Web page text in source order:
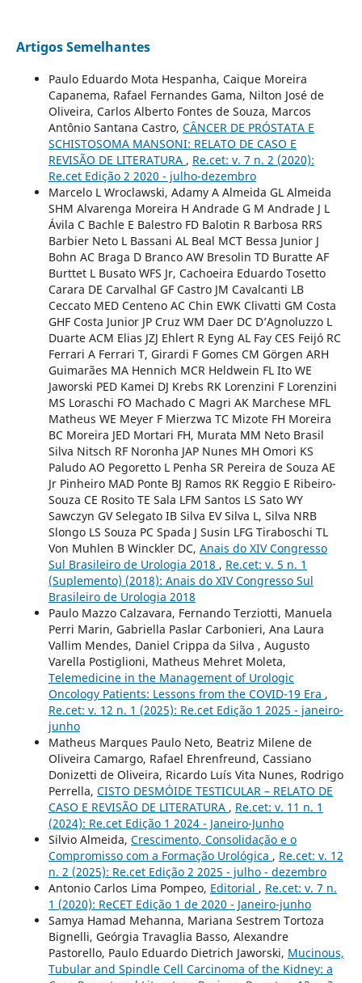
Artigos Semelhantes
Paulo Eduardo Mota Hespanha, Caique Moreira
Capanema, Rafael Fernandes Gama, Nilton José de
Oliveira, Carlos Alberto Fontes de Souza, Marcos
Antônio Santana Castro, CÂNCER DE PRÓSTATA E
SCHISTOSOMA MANSONI: RELATO DE CASO E
REVISÃO DE LITERATURA , Re.cet: v. 7 n. 2 (2020):
Re.cet Edição 2 2020 - julho-dezembro
Marcelo L Wroclawski, Adamy A Almeida GL Almeida
SHM Alvarenga Moreira H Andrade G M Andrade J L
Ávila C Bachle E Balestro FD Balotin R Barbosa RRS
Barbier Neto L Bassani AL Beal MCT Bessa Junior J
Bohn AC Braga D Branco AW Bresolin TD Buratte AF
Burttet L Busato WFS Jr, Cachoeira Eduardo Tosetto
Carara DE Carvalhal GF Castro JM Cavalcanti LB
Ceccato MED Centeno AC Chin EWK Clivatti GM Costa
GHF Costa Junior JP Cruz WM Daer DC D’Agnoluzzo L
Duarte ACM Elias JZJ Ehlert R Eyng AL Fay CES Feijó RC
Ferrari A Ferrari T, Girardi F Gomes CM Görgen ARH
Guimarães MA Hennich MCR Heldwein FL Ito WE
Jaworski PED Kamei DJ Krebs RK Lorenzini F Lorenzini
MS Loraschi FO Machado C Magri AK Marchese MFL
Matheus WE Meyer F Mierzwa TC Mizote FH Moreira
BC Moreira JED Mortari FH, Murata MM Neto Brasil
Silva Nitsch RF Noronha JAP Nunes MH Omori KS
Paludo AO Pegoretto L Penha SR Pereira de Souza AE
Jr Pinheiro MAD Ponte BJ Ramos RK Reggio E Ribeiro-
Souza CE Rosito TE Sala LFM Santos LS Sato WY
Sawczyn GV Selegato IB Silva EV Silva L, Silva NRB
Slongo LS Souza PC Spada J Susin LFG Tiraboschi TL
Von Muhlen B Winckler DC, Anais do XIV Congresso
Sul Brasileiro de Urologia 2018 , Re.cet: v. 5 n. 1
(Suplemento) (2018): Anais do XIV Congresso Sul
Brasileiro de Urologia 2018
Paulo Mazzo Calzavara, Fernando Terziotti, Manuela
Perri Marin, Gabriella Paslar Carbonieri, Ana Laura
Vallim Mendes, Daniel Crippa da Silva , Augusto
Varella Postiglioni, Matheus Mehret Moleta,
Telemedicine in the Management of Urologic
Oncology Patients: Lessons from the COVID-19 Era ,
Re.cet: v. 12 n. 1 (2025): Re.cet Edição 1 2025 - janeiro-
junho
Matheus Marques Paulo Neto, Beatriz Milene de
Oliveira Camargo, Rafael Ehrenfreund, Cassiano
Donizetti de Oliveira, Ricardo Luís Vita Nunes, Rodrigo
Perrella, CISTO DESMÓIDE TESTICULAR – RELATO DE
CASO E REVISÃO DE LITERATURA , Re.cet: v. 11 n. 1
(2024): Re.cet Edição 1 2024 - Janeiro-Junho
Silvio Almeida, Crescimento, Consolidação e o
Compromisso com a Formação Urológica , Re.cet: v. 12
n. 2 (2025): Re.cet Edição 2 2025 - julho - dezembro
Antonio Carlos Lima Pompeo, Editorial , Re.cet: v. 7 n.
1 (2020): ReCET Edição 1 de 2020 - Janeiro-junho
Samya Hamad Mehanna, Mariana Sestrem Tortoza
Bignelli, Geórgia Travaglia Basso, Alexandre
Pastorello, Paulo Eduardo Dietrich Jaworski, Mucinous,
Tubular and Spindle Cell Carcinoma of the Kidney: a